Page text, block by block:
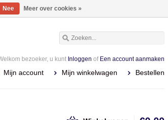
bezoeker, u kunt Inloggen of Een account aanmaken
Mijn account Mijn winkelwagen Bestellen
Nee Meer over cookies »